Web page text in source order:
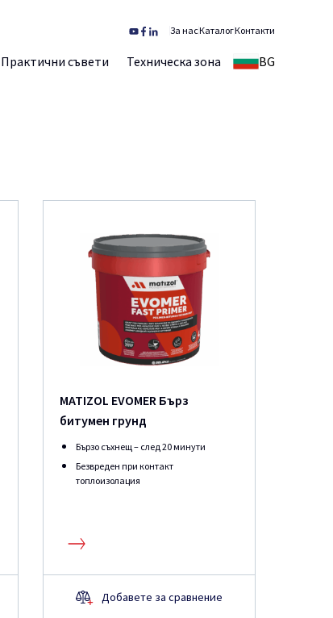
Практични съвети Техническа зона BG
За насКаталогКонтакти
MATIZOL EVOMER Бърз
битумен грунд
Бързо съхнещ – след 20 минути
Безвреден при контакт
топлоизолация
Добавете за сравнение